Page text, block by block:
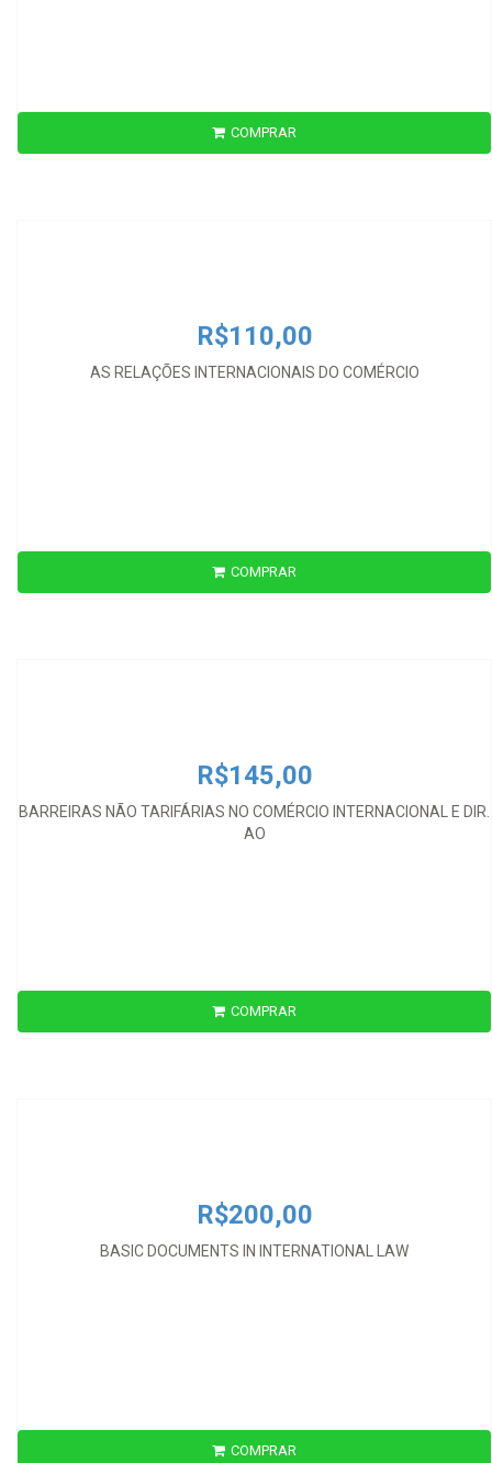
COMPRAR
R$110,00
AS RELAÇÕES INTERNACIONAIS DO COMÉRCIO
R$110,00
COMPRAR
R$145,00
BARREIRAS NÃO TARIFÁRIAS NO COMÉRCIO INTERNACIONAL E DIR.
AO
R$145,00
COMPRAR
R$200,00
BASIC DOCUMENTS IN INTERNATIONAL LAW
R$200,00
COMPRAR